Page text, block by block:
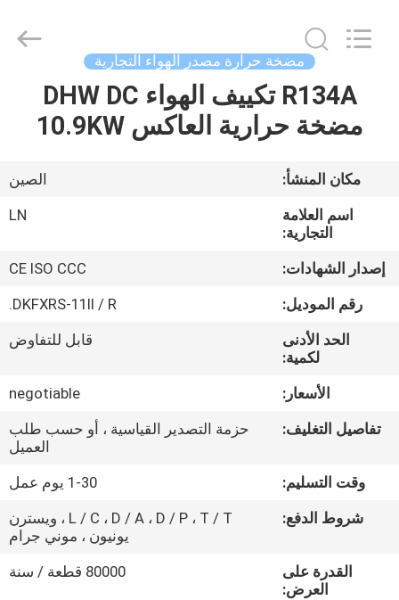
الصفحة
الرئيسية
منتجات
فيديوهات
معلومات
في
المصنع
مراقبة
الجودة
Technology
Developed
مضخة حرارة مصدر الهواء التجارية
R134A تكييف الهواء DHW DC
مضخة حرارية العاكس 10.9KW
مكان المنشأ:
الصين
اسم العلامة
التجارية:
LN
إصدار الشهادات:
CE ISO CCC
رقم الموديل:
DKFXRS-11II / R.
الحد الأدنى
لكمية:
قابل للتفاوض
الأسعار:
negotiable
تفاصيل التغليف:
حزمة التصدير القياسية ، أو حسب طلب
العميل
وقت التسليم:
1-30 يوم عمل
شروط الدفع:
L / C ، D / A ، D / P ، T / T ، ويسترن
يونيون ، موني جرام
القدرة على
العرض:
80000 قطعة / سنة